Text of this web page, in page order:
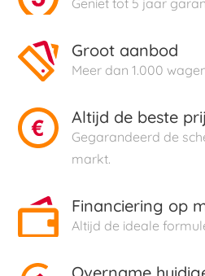
Geniet tot 5 jaar
Groot aanbod
Meer dan 1.000
Altijd de beste
Gegarandeerd de
markt.
Financiering op
Altijd de ideale